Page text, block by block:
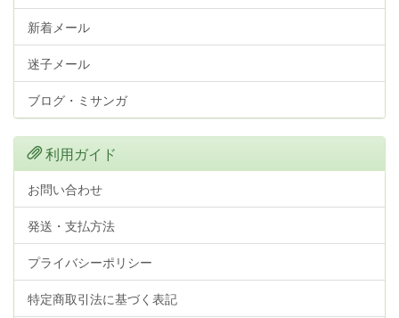
新着メール
迷子メール
ブログ・ミサンガ
利用ガイド
お問い合わせ
発送・支払方法
プライバシーポリシー
特定商取引法に基づく表記